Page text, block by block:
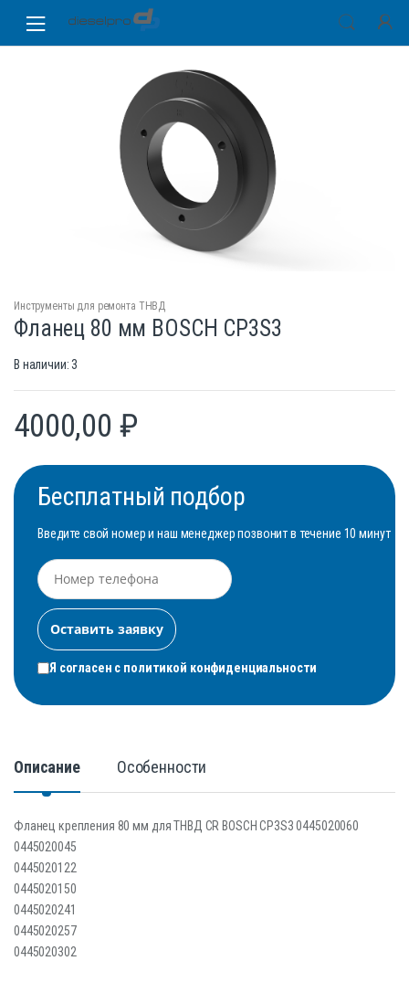
navigation
content
Инструменты для ремонта ТНВД
Фланец 80 мм BOSCH СP3S3
В наличии: 3
4000,00 ₽
Бесплатный подбор
Введите свой номер и наш менеджер позвонит в течение 10 минут
Я согласен с политикой конфиденциальности
Описание Особенности
Фланец крепления 80 мм для ТНВД CR BOSCH СP3S3 0445020060
0445020045
0445020122
0445020150
0445020241
0445020257
0445020302